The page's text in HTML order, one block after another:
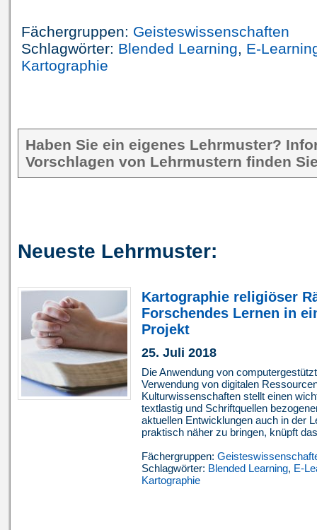
Fächergruppen: Geisteswissenschaften
Schlagwörter: Blended Learning, E-
Kartographie
Haben Sie ein eigenes Lehrmuster?
Vorschlagen von Lehrmustern finden
Neueste Lehrmuster:
Kartographie religiöser
Forschendes Lernen in
Projekt
25. Juli 2018
Die Anwendung von
Verwendung von digitalen
Kulturwissenschaften stellt einen
textlastig und Schriftquellen
aktuellen Entwicklungen auch in der
praktisch näher zu bringen, knüpft
Fächergruppen:
Schlagwörter: Blended Learning, E-
Kartographie